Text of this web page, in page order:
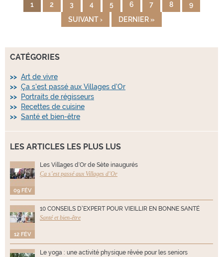
PAGES
1 2 3 4 5 6 7 8
9
SUIVANT ›
DERNIER »
CATÉGORIES
Art de vivre
Ça s’est passé aux Villages d’Or
Portraits de régisseurs
Recettes de cuisine
Santé et bien-être
LES ARTICLES LES PLUS LUS
09 FÉV
Les Villages d'Or de Sète inaugurés
Ça s’est passé aux Villages d’Or
12 FÉV
10 CONSEILS D’EXPERT POUR VIEILLIR EN BONNE SANTÉ
Santé et bien-être
Le yoga : une activité physique rêvée pour les seniors